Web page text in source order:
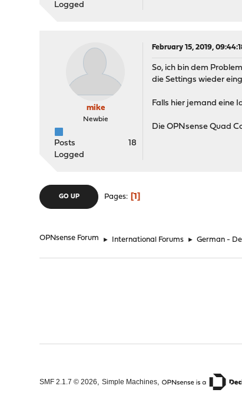
Logged
mike
Newbie
Posts
18
Logged
February 15, 2019,
So, ich bin dem
die Settings wieder
Falls hier jemand eine
Die OPNsense Quad
GO UP Pages 1
OPNsense Forum ► International Forums ► German -
SMF 2.1.7 © 2026,Simple Machines,